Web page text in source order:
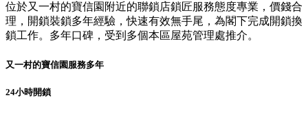
位於又一村的寶信園附近的聯鎖店鎖匠服務態度專業，價錢合
理，開鎖裝鎖多年經驗，快速有效無手尾，為閣下完成開鎖換
鎖工作。多年口碑，受到多個本區屋苑管理處推介。
又一村的寶信園服務多年
24小時開鎖